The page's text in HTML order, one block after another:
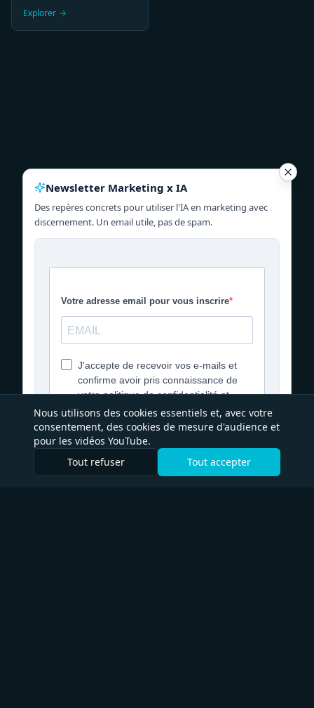
Explorer
Nous utilisons des cookies essentiels et, avec votre
consentement, des cookies de mesure d'audience et
pour les vidéos YouTube.
Tout refuser
Tout accepter
Newsletter Marketing x IA
Des repères concrets pour utiliser l'IA en marketing avec
discernement. Un email utile, pas de spam.
Déjà inscrit·e ? Ne plus afficher